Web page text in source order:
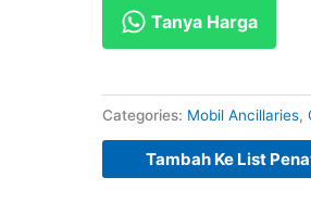
Tanya Harga
Categories: Mobil Ancillaries,
Tambah Ke List